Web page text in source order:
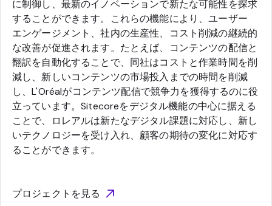
に制御し、最新のイノベーションで新たな可能性を探求
することができます。これらの機能により、ユーザー
エンゲージメント、社内の生産性、コスト削減の継続的
な改善が促進されます。たとえば、コンテンツの配信と
翻訳を自動化することで、同社はコストと作業時間を削
減し、新しいコンテンツの市場投入までの時間を削減
し、L'Oréalがコンテンツ配信で競争力を獲得するのに役
立っています。Sitecoreをデジタル機能の中心に据える
ことで、ロレアルは新たなデジタル課題に対応し、新し
いテクノロジーを受け入れ、顧客の期待の変化に対応す
ることができます。
プロジェクトを見る